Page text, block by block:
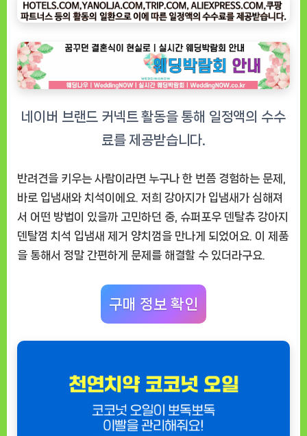
입
냄
제
거
의
수
퍼
우
덴
탈
츄
반려견을 키우는 사람이라면 누구나 한 번쯤 경험하는 문제,
바로 입냄새와 치석이에요. 저희 강아지가 입냄새가 심해져
서 어떤 방법이 있을까 고민하던 중, 슈퍼포우 덴탈츄 강아지
덴탈껌 치석 입냄새 제거 양치껌을 만나게 되었어요. 이 제품
을 통해서 정말 간편하게 문제를 해결할 수 있더라구요.
구매 정보 확인